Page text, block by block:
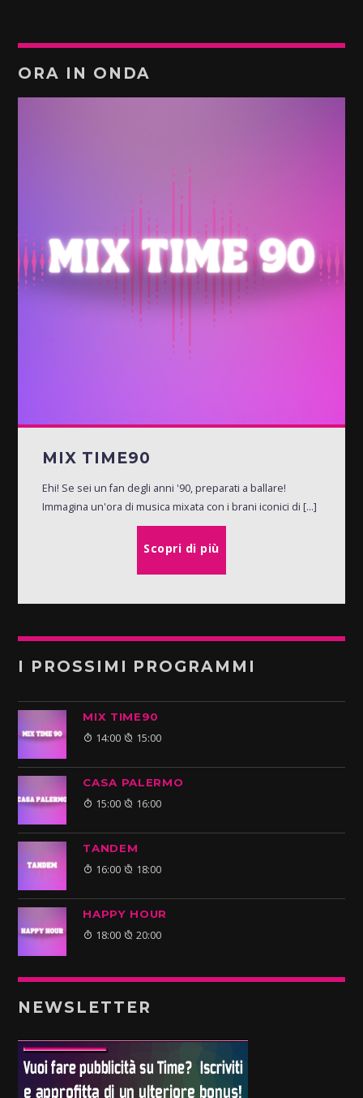
ORA IN ONDA
MIX TIME90
Ehi! Se sei un fan degli anni '90, preparati a ballare!
Immagina un'ora di musica mixata con i brani iconici di [...]
Scopri di più
I PROSSIMI PROGRAMMI
MIX TIME90
14:00 15:00
CASA PALERMO
15:00 16:00
TANDEM
16:00 18:00
HAPPY HOUR
18:00 20:00
NEWSLETTER